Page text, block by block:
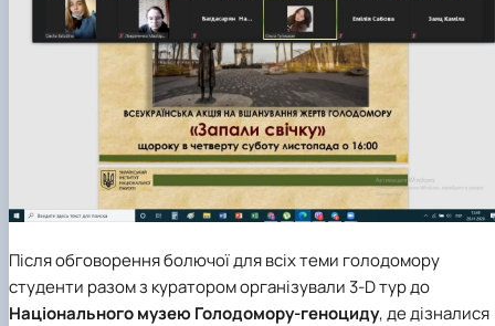
Після обговорення болючої для всіх теми голодомору
студенти разом з куратором організували 3-D тур до
Національного музею Голодомору-геноциду, де дізналися